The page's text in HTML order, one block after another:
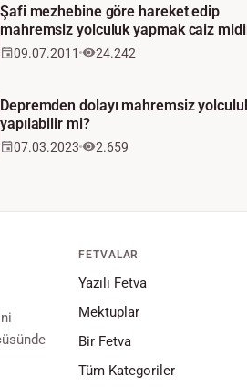
Şafi mezhebine göre hareket edip
mahremsiz yolculuk yapmak caiz
09.07.2011 24.242
Depremden dolayı mahremsiz
yapılabilir mi?
07.03.2023 2.659
FETVALAR
Yazılı Fetva
Mektuplar
Bir Fetva
Tüm Kategoriler